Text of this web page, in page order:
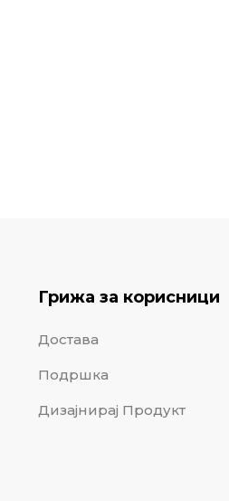
Грижа за корисници
Достава
Подршка
Дизајнирај Продукт